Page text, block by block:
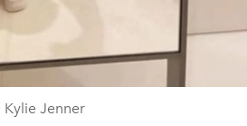
Kylie Jenner